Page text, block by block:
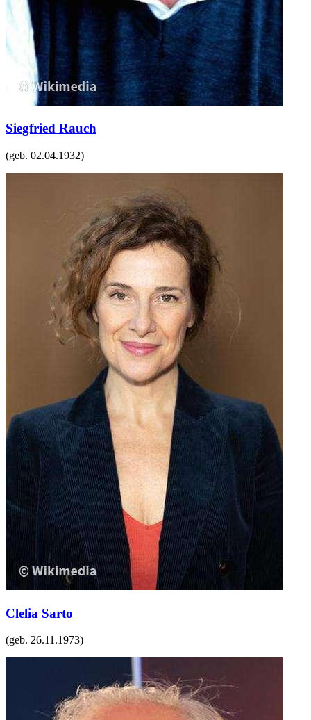
Siegfried Rauch
(geb. 02.04.1932)
Clelia Sarto
(geb. 26.11.1973)